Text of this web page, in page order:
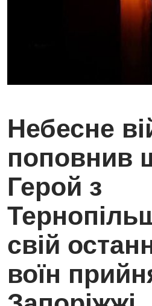
Небесне
поповнив
Герой з
свій
воїн